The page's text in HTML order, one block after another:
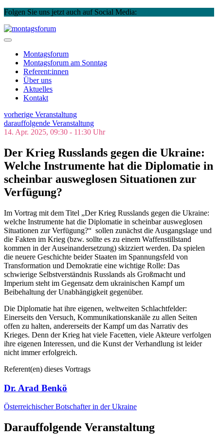
Folgen Sie uns jetzt auch auf Social Media:
Skip
to
Montagsforum
Montagsforum am Sonntag
Referent:innen
Über uns
Aktuelles
Kontakt
vorherige Veranstaltung
darauffolgende Veranstaltung
14. Apr. 2025, 09:30 - 11:30 Uhr
Der Krieg Russlands gegen die Ukraine:
Welche Instrumente hat die Diplomatie in
scheinbar ausweglosen Situationen zur
Verfügung?
Im Vortrag mit dem Titel „Der Krieg Russlands gegen die Ukraine:
welche Instrumente hat die Diplomatie in scheinbar ausweglosen
Situationen zur Verfügung?“ sollen zunächst die Ausgangslage und
die Fakten im Krieg (bzw. sollte es zu einem Waffenstillstand
kommen in der Auseinandersetzung) skizziert werden. Da spielen
die neuere Geschichte beider Staaten im Spannungsfeld von
Transformation und Demokratie eine wichtige Rolle: Das
schwierige Selbstverständnis Russlands als Großmacht und
Imperium steht im Gegensatz dem ukrainischen Kampf um
Beibehaltung der Unabhängigkeit gegenüber.
Die Diplomatie hat ihre eigenen, weltweiten Schlachtfelder:
Einerseits den Versuch, Kommunikationskanäle zu allen Seiten
offen zu halten, andererseits der Kampf um das Narrativ des
Krieges. Denn der Krieg hat viele Facetten, viele Akteure verfolgen
ihre eigenen Interessen, und die Kunst der Verhandlung ist leider
nicht immer erfolgreich.
Referent(en) dieses Vortrags
Dr. Arad Benkö
Österreichischer Botschafter in der Ukraine
Darauffolgende Veranstaltung